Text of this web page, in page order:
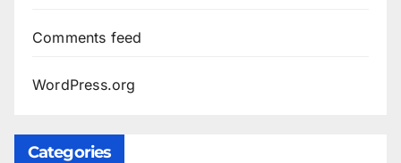
Comments feed
WordPress.org
Categories